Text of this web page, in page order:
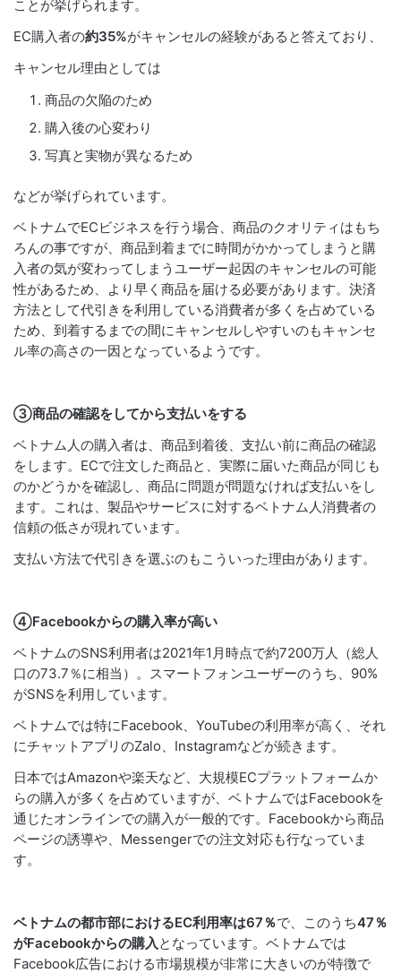
ことが挙げられます。
EC購入者の約35%がキャンセルの経験があると答えており、
キャンセル理由としては
商品の欠陥のため
購入後の心変わり
写真と実物が異なるため
などが挙げられています。
ベトナムでECビジネスを行う場合、商品のクオリティはもち
ろんの事ですが、商品到着までに時間がかかってしまうと購
入者の気が変わってしまうユーザー起因のキャンセルの可能
性があるため、より早く商品を届ける必要があります。決済
方法として代引きを利用している消費者が多くを占めている
ため、到着するまでの間にキャンセルしやすいのもキャンセ
ル率の高さの一因となっているようです。
③商品の確認をしてから支払いをする
ベトナム人の購入者は、商品到着後、支払い前に商品の確認
をします。ECで注文した商品と、実際に届いた商品が同じも
のかどうかを確認し、商品に問題が問題なければ支払いをし
ます。これは、製品やサービスに対するベトナム人消費者の
信頼の低さが現れています。
支払い方法で代引きを選ぶのもこういった理由があります。
④Facebookからの購入率が高い
ベトナムのSNS利用者は2021年1月時点で約7200万人（総人
口の73.7％に相当）。スマートフォンユーザーのうち、90%
がSNSを利用しています。
ベトナムでは特にFacebook、YouTubeの利用率が高く、それ
にチャットアプリのZalo、Instagramなどが続きます。
日本ではAmazonや楽天など、大規模ECプラットフォームか
らの購入が多くを占めていますが、ベトナムではFacebookを
通じたオンラインでの購入が一般的です。Facebookから商品
ページの誘導や、Messengerでの注文対応も行なっていま
す。
ベトナムの都市部におけるEC利用率は67％で、このうち47％
がFacebookからの購入 となっています。ベトナムでは
Facebook広告における市場規模が非常に大きいのが特徴で